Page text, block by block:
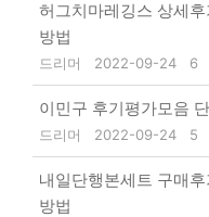
허그치마레깅스 상세
방법
드리머 2022-09-24 6
이민구 후기평가모음
드리머 2022-09-24 5
내일단행본세트 구매
방법